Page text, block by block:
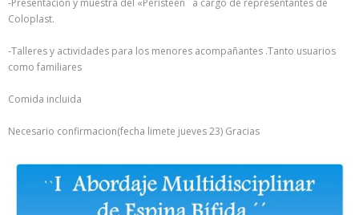
-Presentación y muestra del «Peristeen´´ a cargo de representantes de
Coloplast.
-Talleres y actividades para los menores acompañantes .Tanto usuarios
como familiares
Comida incluida
Necesario confirmacion(fecha limete jueves 23) Gracias